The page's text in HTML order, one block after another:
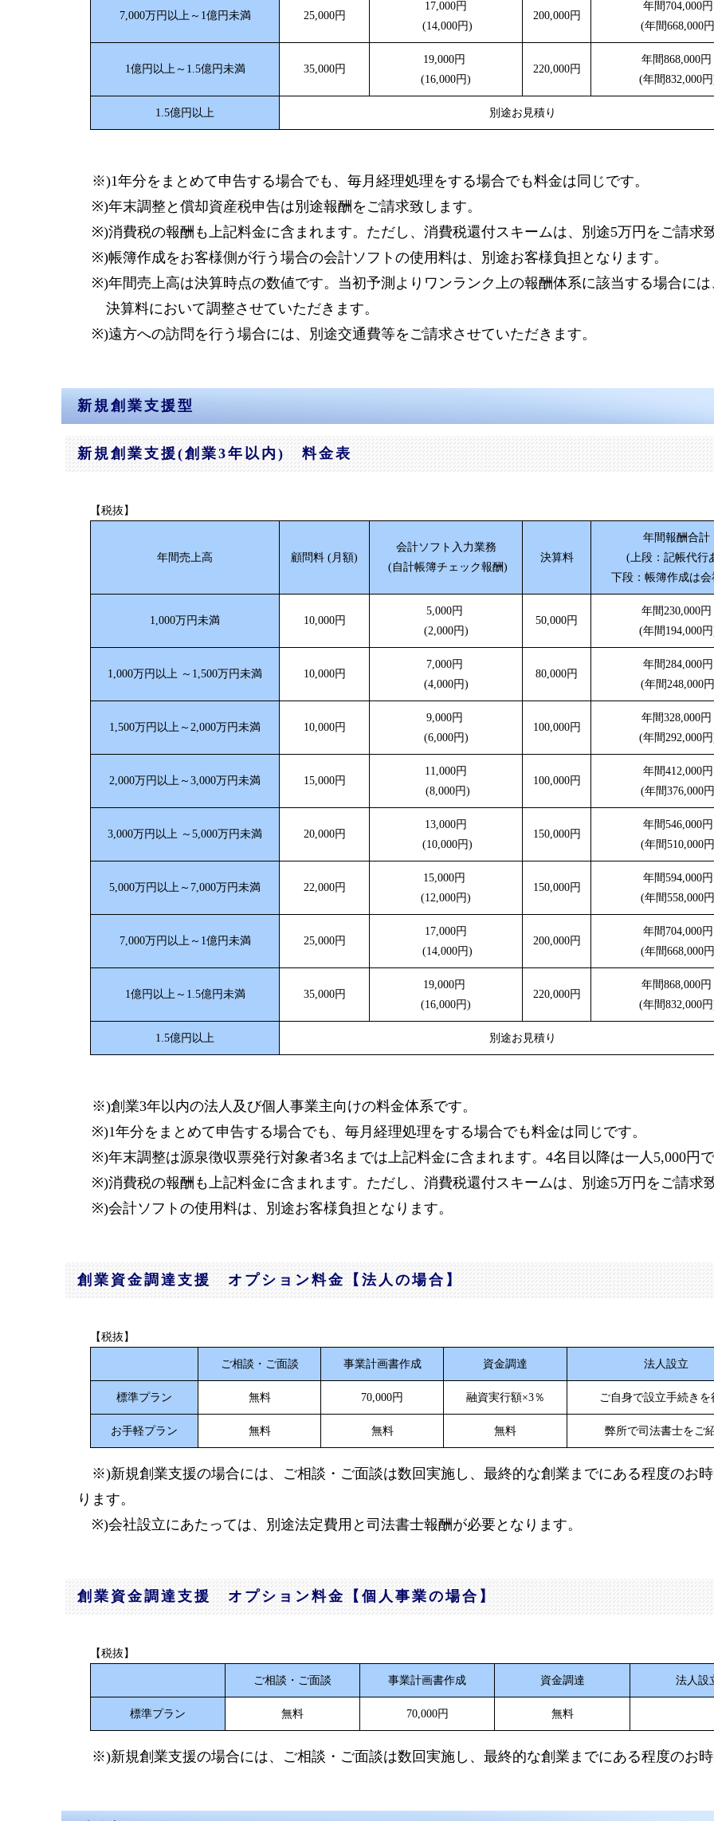
7,000万円以上～1億円未満 25,000円
17,000円
(14,000円)
200,000円
年間704,000円
(年間668,000
1億円以上～1.5億円未満 35,000円
19,000円
(16,000円)
220,000円
年間868,000円
(年間832,000
1.5億円以上 別途お見積り
※)1年分をまとめて申告する場合でも、毎月経理処理をする場合でも料金は同じです。
※)年末調整と償却資産税申告は別途報酬をご請求致します。
※)消費税の報酬も上記料金に含まれます。ただし、消費税還付スキームは、別途5万円をご請求致
※)帳簿作成をお客様側が行う場合の会計ソフトの使用料は、別途お客様負担となります。
※)年間売上高は決算時点の数値です。当初予測よりワンランク上の報酬体系に該当する場合には
決算料において調整させていただきます。
※)遠方への訪問を行う場合には、別途交通費等をご請求させていただきます。
新規創業支援型
新規創業支援(創業3年以内) 料金表
【税抜】
年間売上高 顧問料 (月額)
会計ソフト入力業務
(自計帳簿チェック報酬)
決算料
年間報酬合計
(上段：記帳代行
下段：帳簿作成は会
1,000万円未満 10,000円
5,000円
(2,000円)
50,000円
年間230,000円
(年間194,000
1,000万円以上 ～1,500万円未満 10,000円
7,000円
(4,000円)
80,000円
年間284,000円
(年間248,000
1,500万円以上～2,000万円未満 10,000円
9,000円
(6,000円)
100,000円
年間328,000円
(年間292,000
2,000万円以上～3,000万円未満 15,000円
11,000円
(8,000円)
100,000円
年間412,000円
(年間376,000
3,000万円以上 ～5,000万円未満 20,000円
13,000円
(10,000円)
150,000円
年間546,000円
(年間510,000
5,000万円以上～7,000万円未満 22,000円
15,000円
(12,000円)
150,000円
年間594,000円
(年間558,000
7,000万円以上～1億円未満 25,000円
17,000円
(14,000円)
200,000円
年間704,000円
(年間668,000
1億円以上～1.5億円未満 35,000円
19,000円
(16,000円)
220,000円
年間868,000円
(年間832,000
1.5億円以上 別途お見積り
※)創業3年以内の法人及び個人事業主向けの料金体系です。
※)1年分をまとめて申告する場合でも、毎月経理処理をする場合でも料金は同じです。
※)年末調整は源泉徴収票発行対象者3名までは上記料金に含まれます。4名目以降は一人5,000円で
※)消費税の報酬も上記料金に含まれます。ただし、消費税還付スキームは、別途5万円をご請求致
※)会計ソフトの使用料は、別途お客様負担となります。
創業資金調達支援 オプション料金【法人の場合】
【税抜】
ご相談・ご面談 事業計画書作成 資金調達 法人設立
標準プラン 無料 70,000円 融資実行額×3％ ご自身で設立手続きを
お手軽プラン 無料 無料 無料 弊所で司法書士をご
※)新規創業支援の場合には、ご相談・ご面談は数回実施し、最終的な創業までにある程度のお
ります。
※)会社設立にあたっては、別途法定費用と司法書士報酬が必要となります。
創業資金調達支援 オプション料金【個人事業の場合】
【税抜】
ご相談・ご面談 事業計画書作成 資金調達 法人設
標準プラン 無料 70,000円 無料
※)新規創業支援の場合には、ご相談・ご面談は数回実施し、最終的な創業までにある程度のお